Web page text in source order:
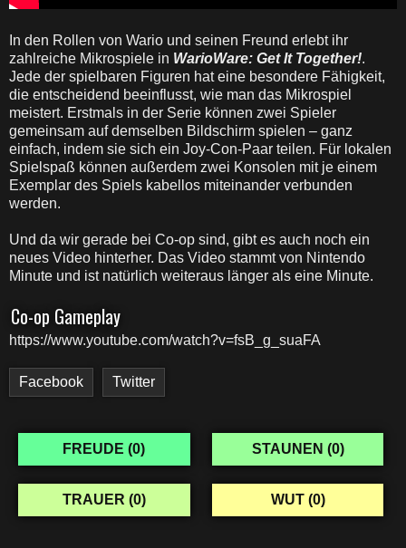
In den Rollen von Wario und seinen Freund erlebt ihr
zahlreiche Mikrospiele in WarioWare: Get It Together!.
Jede der spielbaren Figuren hat eine besondere Fähigkeit,
die entscheidend beeinflusst, wie man das Mikrospiel
meistert. Erstmals in der Serie können zwei Spieler
gemeinsam auf demselben Bildschirm spielen – ganz
einfach, indem sie sich ein Joy-Con-Paar teilen. Für lokalen
Spielspaß können außerdem zwei Konsolen mit je einem
Exemplar des Spiels kabellos miteinander verbunden
werden.
Und da wir gerade bei Co-op sind, gibt es auch noch ein
neues Video hinterher. Das Video stammt von Nintendo
Minute und ist natürlich weiteraus länger als eine Minute.
Co-op Gameplay
https://www.youtube.com/watch?v=fsB_g_suaFA
Facebook Twitter
FREUDE (0) STAUNEN (0)
TRAUER (0) WUT (0)